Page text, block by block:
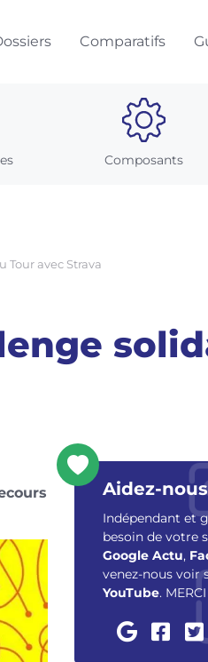
Comparatifs
Composants
Tour avec Strava
Aidez-
Indépendant et
besoin de votre
Google Actu,
venez-nous voir
YouTube.